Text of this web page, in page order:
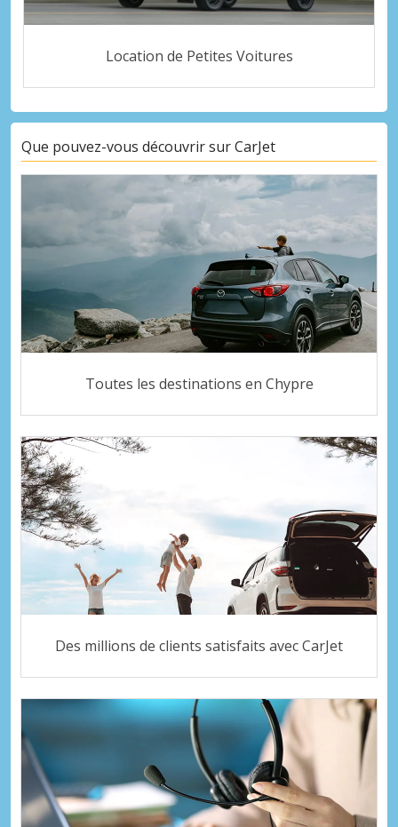
Location de Petites Voitures
Que pouvez-vous découvrir sur CarJet
Toutes les destinations en Chypre
Des millions de clients satisfaits avec CarJet